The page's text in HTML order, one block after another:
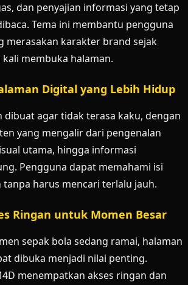
dan penyajian informasi yang tetap
Tema ini membantu pengguna
merasakan karakter brand sejak
membuka halaman.
Digital yang Lebih Hidup
dibuat agar tidak terasa kaku, dengan
yang mengalir dari pengenalan
utama, hingga informasi
Pengguna dapat memahami isi
tanpa harus mencari terlalu jauh.
Ringan untuk Momen Besar
sepak bola sedang ramai, halaman
dibuka menjadi nilai penting.
menempatkan akses ringan dan